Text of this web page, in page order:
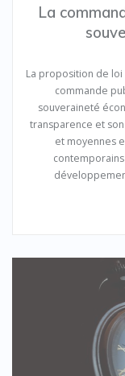
La
La proposition de
commande
souveraineté
transparence et
et moyennes